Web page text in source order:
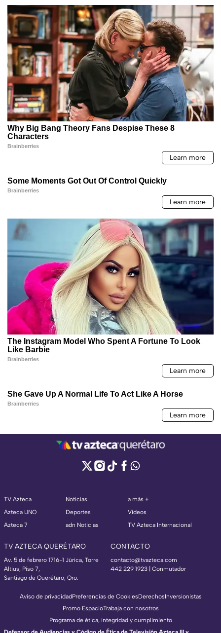
TV Azteca
Azteca UNO
Azteca 7
Noticias
Deportes
adn Noticias
a más +
Videos
TV Azteca Internacional
TV AZTECA QUERÉTARO
Av. 5 de febrero 1716-1 Júrica, Torre
Altius, Piso 7,
Santiago de Querétaro, Qro.
CONTACTO
contacto@tvazteca.com
442 229 1923 | Conmutador
Aviso de privacidadPreferencias de CookiesDerechosInversionistas
Promo EspacioTrabaja con nosotros
Programa de ética, integridad y cumplimiento